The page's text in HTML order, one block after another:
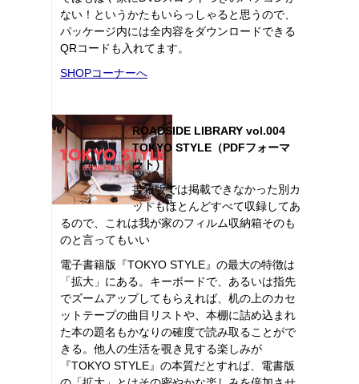
ない！というかたもいらっしゃると思うので、
パッケージ内には全内容をダウンロードできる
QRコードも入れてます。
SHOPコーナーへ
ROADSIDE LIBRARY vol.004
TOKYO STYLE（PDFフォーマ
ット）
書籍版では掲載できなかった別カ
ットもほとんどすべて収録してあ
るので、これは我が家のフィルム収納箱そのも
のと言ってもいい
電子書籍版『TOKYO STYLE』の最大の特徴は
「拡大」にある。キーボードで、あるいは指先
でズームアップしてもらえれば、机の上のカセ
ットテープの曲目リストや、本棚に詰め込まれ
た本の題名もかなりの確度で読み取ることがで
きる。他人の生活を覗き見する楽しみが
『TOKYO STYLE』の本質だとすれば、電書版